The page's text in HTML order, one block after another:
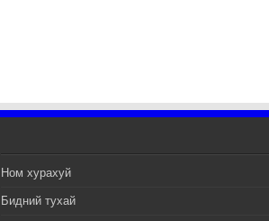
Ном хурахуй
Бидний тухай